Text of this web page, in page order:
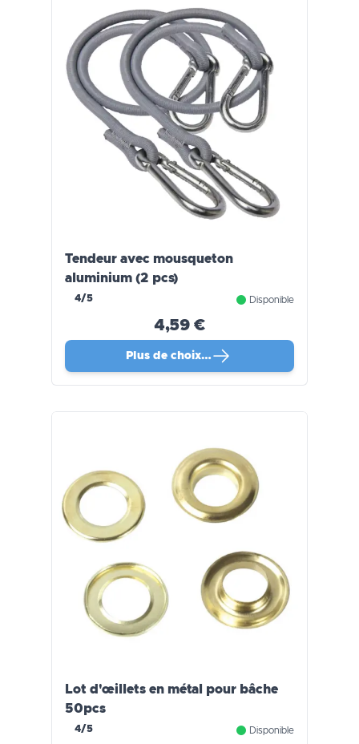
Tendeur avec mousqueton
aluminium (2 pcs)
4/5 Disponible
4,59 €
Plus de choix…
Lot d'œillets en métal pour bâche
50pcs
4/5 Disponible